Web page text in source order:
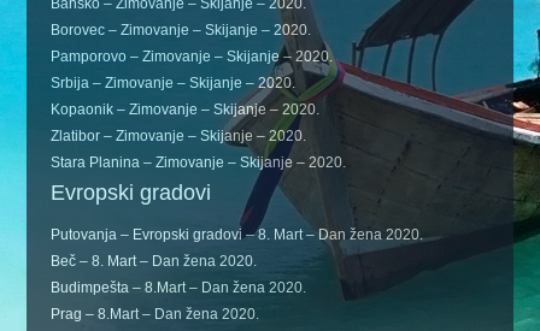
Bansko – Zimovanje – Skijanje – 2020.
Borovec – Zimovanje – Skijanje – 2020.
Pamporovo – Zimovanje – Skijanje – 2020.
Srbija – Zimovanje – Skijanje – 2020.
Kopaonik – Zimovanje – Skijanje – 2020.
Zlatibor – Zimovanje – Skijanje – 2020.
Stara Planina – Zimovanje – Skijanje – 2020.
Evropski gradovi
Putovanja – Evropski gradovi – 8. Mart – Dan žena 2020.
Beč – 8. Mart – Dan žena 2020.
Budimpešta – 8.Mart – Dan žena 2020.
Prag – 8.Mart – Dan žena 2020.